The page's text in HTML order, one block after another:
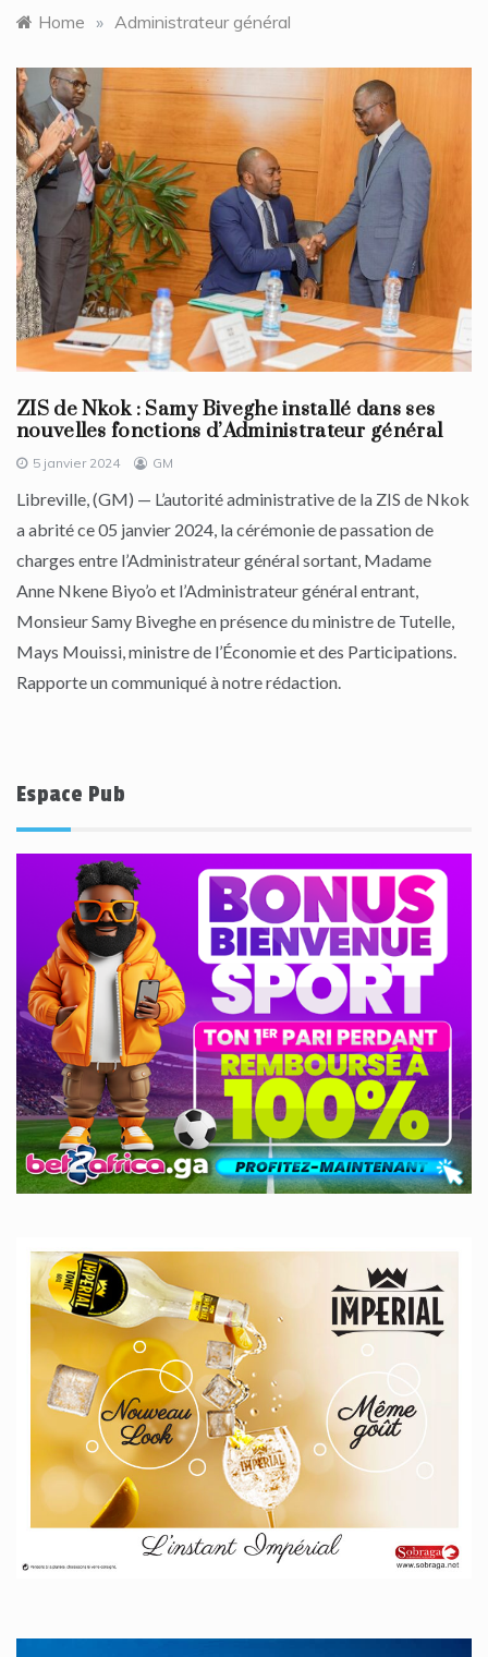
Home » Administrateur général
ZIS de Nkok : Samy Biveghe installé dans ses
nouvelles fonctions d’Administrateur général
5 janvier 2024 GM
Libreville, (GM) — L’autorité administrative de la ZIS de Nkok
a abrité ce 05 janvier 2024, la cérémonie de passation de
charges entre l’Administrateur général sortant, Madame
Anne Nkene Biyo’o et l’Administrateur général entrant,
Monsieur Samy Biveghe en présence du ministre de Tutelle,
Mays Mouissi, ministre de l’Économie et des Participations.
Rapporte un communiqué à notre rédaction.
Espace Pub